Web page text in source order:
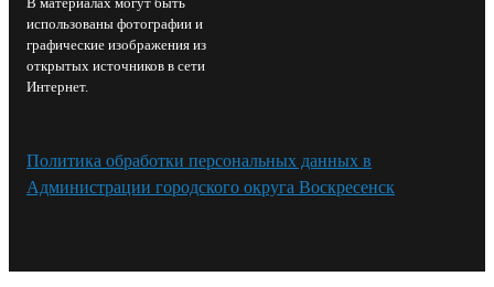
В материалах могут быть
использованы фотографии и
графические изображения из
открытых источников в сети
Интернет.
Политика обработки персональных данных в
Администрации городского округа Воскресенск